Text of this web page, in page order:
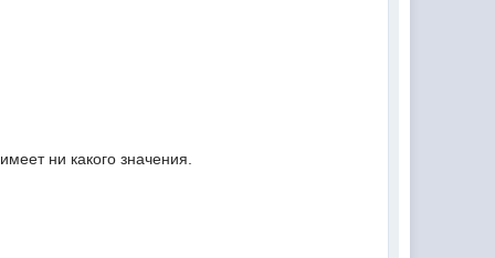
ни какого значения.